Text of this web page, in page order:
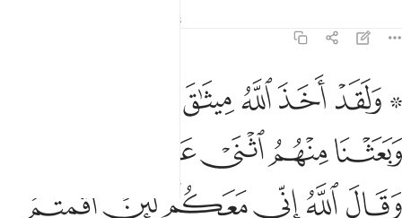
Réflexions
۞ ولقد اخذ الله ميثاق بني اسراييل وبعثنا منهم اثني عشر نقيبا
۞ وَلَقَدْ أَخَذَ ٱللَّهُ مِيثَـٰقَ بَنِىٓ إِسْرَٰٓءِيلَ وَبَعَثْنَا مِنْهُمُ ٱثْنَىْ
ﱣ ﱤﱥﱦﱧ
ﱪﱫﱬﱭ
ﱰﱱﱲﱳﱴﱵﱶ